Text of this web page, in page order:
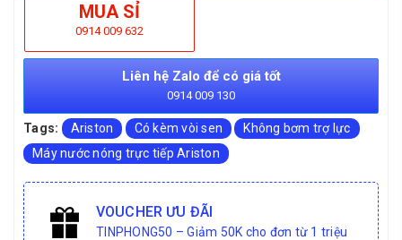
MUA SỈ
0914 009 632
Liên hệ Zalo để có giá tốt
0914 009 130
Tags: Ariston Có kèm vòi sen
Không bơm trợ lực
Máy nước nóng trực tiếp Ariston
VOUCHER ƯU ĐÃI
TINPHONG50 – Giảm 50K cho đơn từ 1 triệu